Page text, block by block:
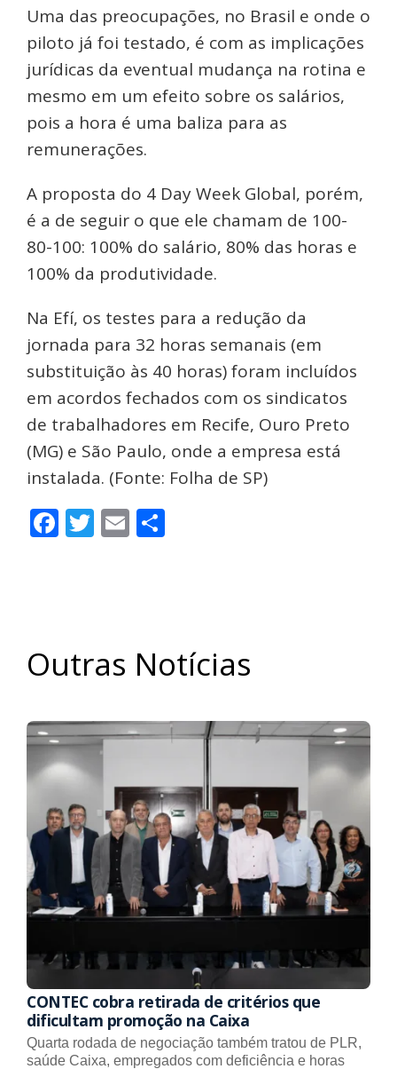
Uma das preocupações, no Brasil e onde o
piloto já foi testado, é com as implicações
jurídicas da eventual mudança na rotina e
mesmo em um efeito sobre os salários,
pois a hora é uma baliza para as
remunerações.
A proposta do 4 Day Week Global, porém,
é a de seguir o que ele chamam de 100-
80-100: 100% do salário, 80% das horas e
100% da produtividade.
Na Efí, os testes para a redução da
jornada para 32 horas semanais (em
substituição às 40 horas) foram incluídos
em acordos fechados com os sindicatos
de trabalhadores em Recife, Ouro Preto
(MG) e São Paulo, onde a empresa está
instalada. (Fonte: Folha de SP)
Facebook
Twitter
Email
Outras Notícias
CONTEC cobra retirada de critérios que
dificultam promoção na Caixa
Quarta rodada de negociação também tratou de PLR,
saúde Caixa, empregados com deficiência e horas